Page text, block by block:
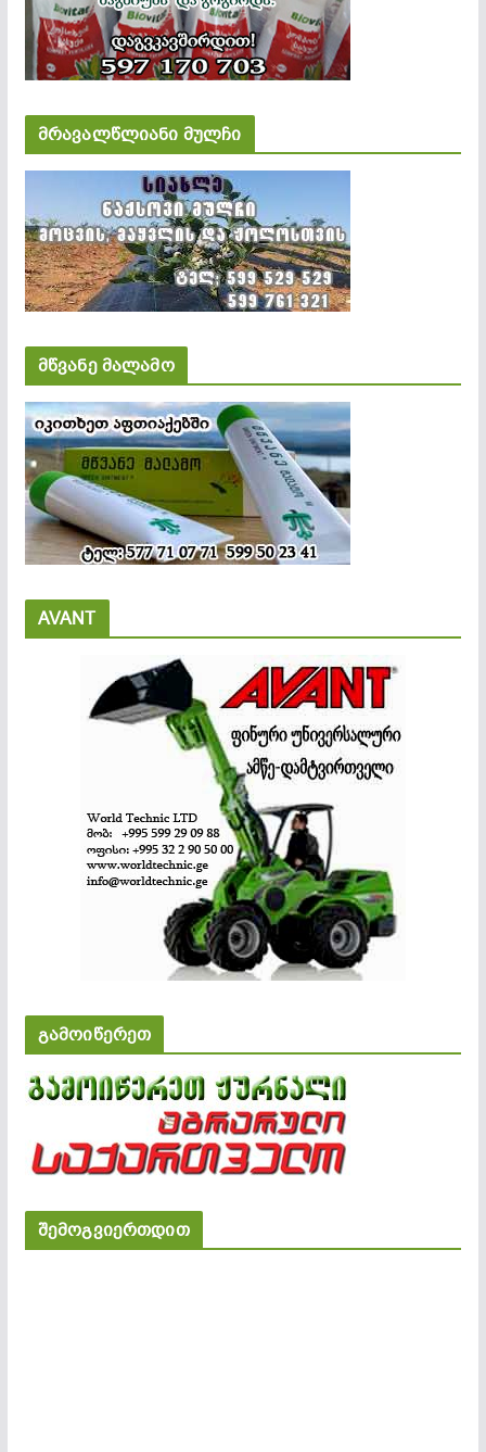
მრავალწლიანი მულჩი
მწვანე მალამო
AVANT
გამოიწერეთ
შემოგვიერთდით